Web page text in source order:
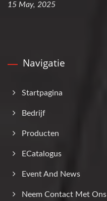
15 May, 2025
Navigatie
Startpagina
Bedrijf
Producten
ECatalogus
Event And News
Neem Contact Met